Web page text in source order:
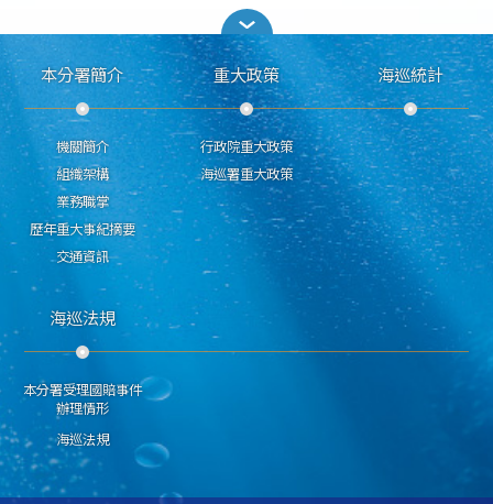
本分署簡介
機關簡介
組織架構
業務職掌
歷年重大事紀摘要
交通資訊
重大政策
行政院重大政策
海巡署重大政策
海巡統計
海巡法規
本分署受理國賠事件
辦理情形
海巡法規